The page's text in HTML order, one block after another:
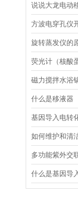
说说大龙电动
方波电穿孔仪
旋转蒸发仪的
什么是移液器
如何维护和清
什么是基因导